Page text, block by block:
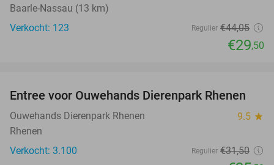
Baarle-Nassau (13 km)
Verkocht: 123
Regulier €44,05
€29,50
19%
Entree voor Ouwehands Dierenpark Rhenen
Ouwehands Dierenpark Rhenen 9.5 star
Rhenen
Verkocht: 3.100
Regulier €31,50